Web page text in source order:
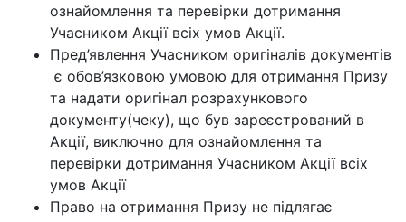
ознайомлення та перевірки дотримання
Учасником Акції всіх умов Акції.
Пред’явлення Учасником оригіналів документів
є обов’язковою умовою для отримання Призу
та надати оригінал розрахункового
документу(чеку), що був зареєстрований в
Акції, виключно для ознайомлення та
перевірки дотримання Учасником Акції всіх
умов Акції
Право на отримання Призу не підлягає